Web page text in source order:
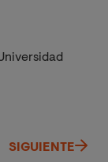
SIGUIENTE